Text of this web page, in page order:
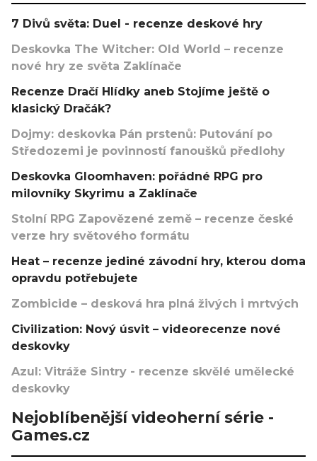
7 Divů světa: Duel - recenze deskové hry
Deskovka The Witcher: Old World – recenze
nové hry ze světa Zaklínače
Recenze Dračí Hlídky aneb Stojíme ještě o
klasický Dračák?
Dojmy: deskovka Pán prstenů: Putování po
Středozemi je povinností fanoušků předlohy
Deskovka Gloomhaven: pořádné RPG pro
milovníky Skyrimu a Zaklínače
Stolní RPG Zapovězené země – recenze české
verze hry světového formátu
Heat – recenze jediné závodní hry, kterou doma
opravdu potřebujete
Zombicide – desková hra plná živých i mrtvých
Civilization: Nový úsvit – videorecenze nové
deskovky
Azul: Vitráže Sintry - recenze skvělé umělecké
deskovky
Nejoblíbenější videoherní série -
Games.cz